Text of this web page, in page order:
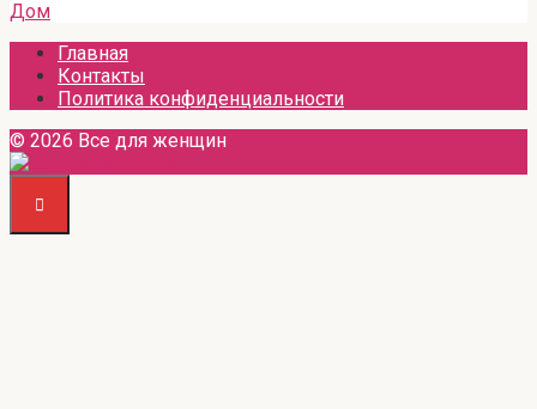
Дом
Главная
Контакты
Политика конфиденциальности
© 2026 Все для женщин